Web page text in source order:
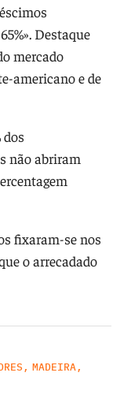
Destaque
mercado
americano e de
dos
não abriram
fixaram-se nos
o arrecadado
, MADEIRA,